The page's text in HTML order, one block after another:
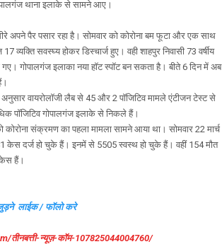
थाना इलाके से सामने आए।
अपने पैर पसार रहा है। सोमवार को कोरोना बम फूटा और एक साथ
सवस्घ्य होकर डिस्चार्ज हुए। वही शाहपुर निवासी 73 वर्षीय
गए। गोपालगंज इलाका नया हॉट स्पॉट बन सकता है। बीते 6 दिन में अब
अनुसार वायरोलॉजी लैब से 45 और 2 पॉजिटिव मामले एंटीजन टेस्ट से
पॉजिटिव गोपालगंज इलाके से निकले हैं।
संक्रमण का पहला मामला सामने आया था। सोमवार 22 मार्च
केस दर्ज हो चुके हैं। इनमें से 5505 स्वस्थ हो चुके हैं। वहीं 154 मौत
हैं।
लाईक / फॉलो करे
तीनबत्ती-न्यूज़-कॉम-107825044004760/